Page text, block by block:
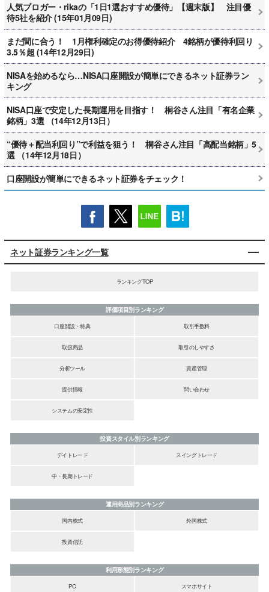
人気ブロガー・rikaの「1日1選おすすめ優待」【週末版】 注目優
待5社を紹介 (15年01月09日)
まだ間に合う！ 1月権利確定のお得優待紹介 4銘柄が優待利回り
3.5％超 (14年12月29日)
NISAを始めるなら…NISA口座開設が簡単にできるネット証券ラン
キング
NISA口座で安定した長期運用を目指す！ 桐谷さん注目「有名企業
銘柄」3選 （14年12月13日）
“優待＋配当利回り”で利益を狙う！ 桐谷さん注目「高配当銘柄」5
選 （14年12月18日）
口座開設が簡単にできるネット証券をチェック！
ネット証券ランキング一覧
ランキングTOP
評価項目別ランキング
口座開設・特典
取引手数料
取扱商品 取引のしやすさ
分析ツール 資産管理
提供情報 問い合わせ
システムの安定性
投資スタイル別ランキング
デイトレード
スイングトレード
中・長期トレード
運用商品別ランキング
国内株式
外国株式
投資信託
利用形態別ランキング
PC
スマホサイト